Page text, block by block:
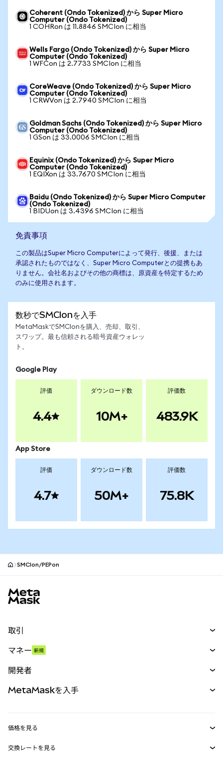
Coherent (Ondo Tokenized) から Super Micro
Computer (Ondo Tokenized)
1 COHRon は 11.8846 SMCIon に相当
Wells Fargo (Ondo Tokenized) から Super Micro
Computer (Ondo Tokenized)
1 WFCon は 2.7733 SMCIon に相当
CoreWeave (Ondo Tokenized) から Super Micro
Computer (Ondo Tokenized)
1 CRWVon は 2.7940 SMCIon に相当
Goldman Sachs (Ondo Tokenized) から Super Micro
Computer (Ondo Tokenized)
1 GSon は 33.0006 SMCIon に相当
Equinix (Ondo Tokenized) から Super Micro
Computer (Ondo Tokenized)
1 EQIXon は 33.7670 SMCIon に相当
Baidu (Ondo Tokenized) から Super Micro Computer
(Ondo Tokenized)
1 BIDUon は 3.4396 SMCIon に相当
免責事項
この製品はSuper Micro Computerによって発行、後援、または
承認されたものではなく、Super Micro Computerとの提携もあ
りません。会社名およびその他の商標は、原資産を特定するため
のみに使用されます。
数秒でSMCIonを入手
MetaMaskでSMCIonを購入、売却、取引、
スワップ。最も信頼される暗号資産ウォレッ
ト。
Google Play
評価
4.4
ダウンロード数
10M+
評価数
483.9K
App Store
評価
4.7
ダウンロード数
50M+
評価数
75.8K
SMCIon/PEPon
取引
パーペチュアル
RWA
マネー 新規
開発者
MetaMask Connect
MetaMaskを入手
価格を見る
イーサリアムの価格
交換レートを見る